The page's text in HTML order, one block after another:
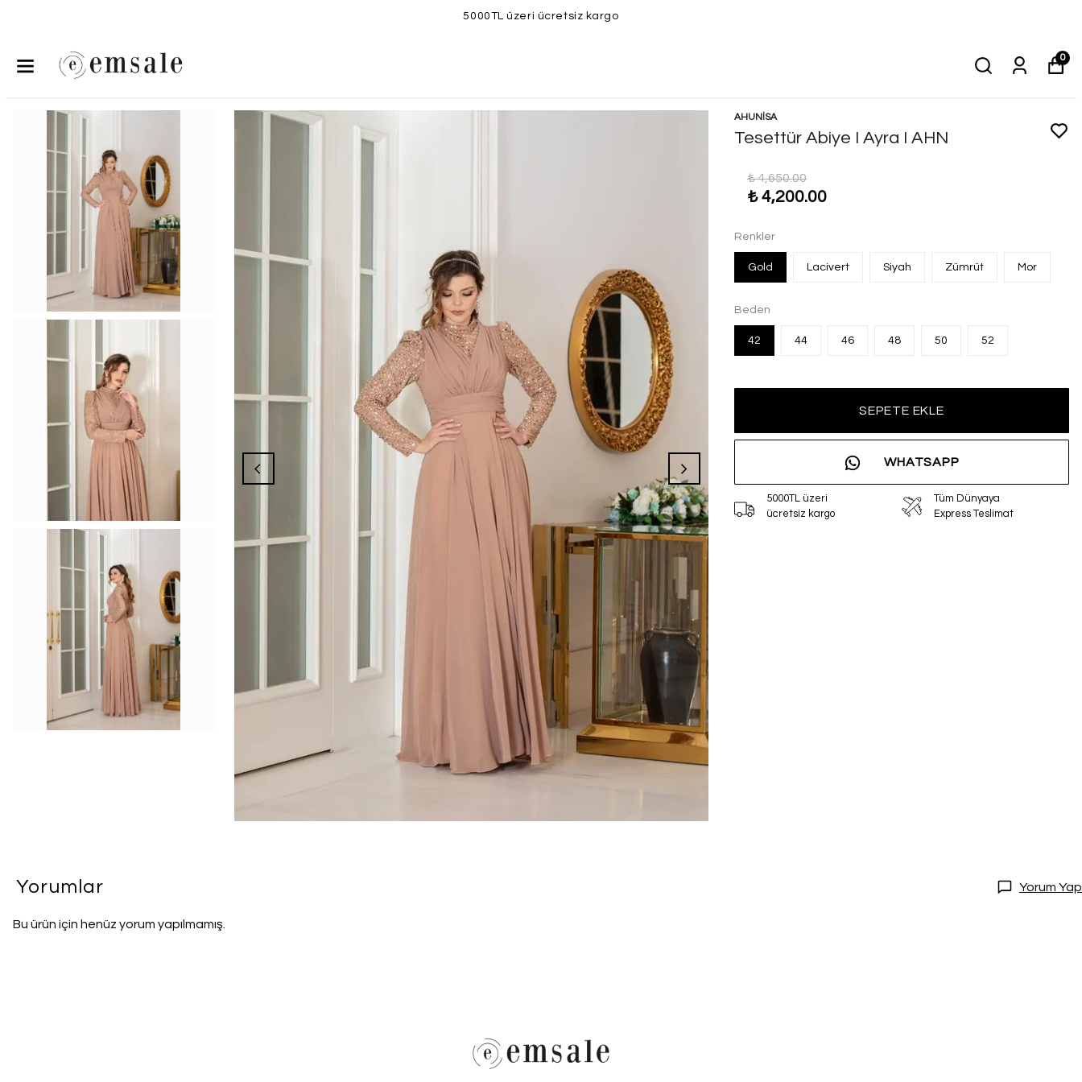
5000TL üzeri ücretsiz kargo
0
AHUNİSA
Tesettür Abiye I Ayra I AHN
₺ 4,650.00
₺ 4,200.00
Renkler
Gold Lacivert Siyah Zümrüt Mor
Beden
42 44 46 48 50 52
SEPETE EKLE
WHATSAPP
5000TL üzeri
ücretsiz kargo
Tüm Dünyaya
Express Teslimat
Yorumlar Yorum Yap
Bu ürün için henüz yorum yapılmamış.